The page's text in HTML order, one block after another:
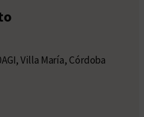
Villa María, Córdoba